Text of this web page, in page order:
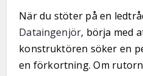
När du stöter på en
Dataingenjör, börja med
konstruktören söker en
en förkortning. Om